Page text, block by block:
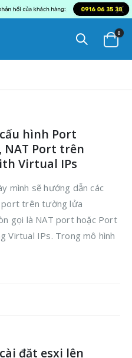
0
hình Port
NAT Port trên
Virtual IPs
mình sẽ hướng dẫn các
port trên tường lửa
gọi là NAT port hoặc Port
Virtual IPs. Trong mô hình
đặt esxi lên